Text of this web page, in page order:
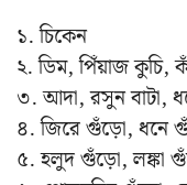
১. চিকেন
২. ডিম, পিঁয়াজ কুচি,
৩. আদা, রসুন বাটা,
৪. জিরে গুঁড়ো, ধনে
৫. হলুদ গুঁড়ো, লঙ্কা